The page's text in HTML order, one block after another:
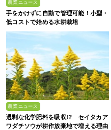
農業ニュース
手をかけずに自動で管理可能！小型・
低コストで始める水耕栽培
農業ニュース
過剰な化学肥料を吸収!? セイタカア
ワダチソウが耕作放棄地で増える理由